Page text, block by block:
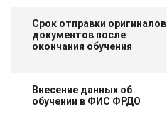
Срок отправки оригиналов
документов после
окончания обучения
Внесение данных об
обучении в ФИС ФРДО